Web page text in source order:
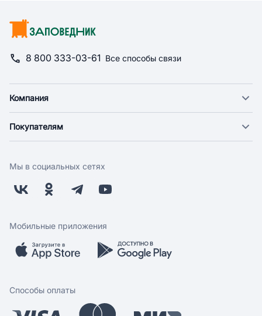
8 800 333-03-61 Все способы связи
Компания
Новости
Поставщикам
Заводчикам
Обратная связь
Покупателям
Оплата
Бонусная программа
Скидки и акции
Мобильное приложение
Мы в социальных сетях
Мобильные приложения
Способы оплаты